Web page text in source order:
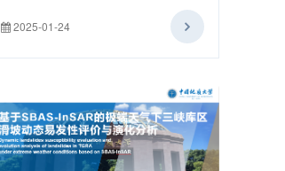
2025-01-24